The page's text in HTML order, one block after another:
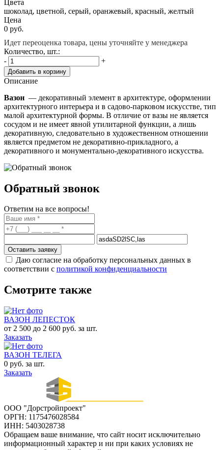
Цвета
шоколад, цветной, серый, оранжевый, красный, желтый
Цена
0 руб.
Идет переоценка товара, цены уточняйте у менеджера
Количество, шт.:
-
+
Добавить в корзину
Описание
Вазон — декоративный элемент в архитектуре, оформлении
архитектурного интерьера и в садово-парковом искусстве, тип
малой архитектурной формы. В отличие от вазы не является
сосудом и не имеет явной утилитарной функции, а лишь
декоративную, следовательно в художественном отношении
является предметом не декоративно-прикладного, а
декоративного и монументально-декоративного искусства.
Обратный звонок
Ответим на все вопросы!
Оставить заявку
Даю согласие на обработку персональных данных в
соответствии с политикой конфиденциальности
Смотрите также
ВАЗОН ЛЕПЕСТОК
от 2 500 до 2 600 руб. за шт.
Заказать
ВАЗОН ТЕЛЕГА
0 руб. за шт.
Заказать
ООО "Дорстройпроект"
ОРГН: 1175476028584
ИНН: 5403028738
Обращаем ваше внимание, что сайт носит исключительно
информационный характер и ни при каких условиях не